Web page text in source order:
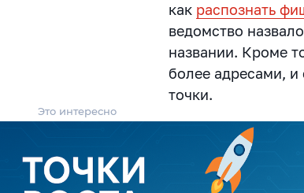
как распознать
ведомство
названии. Кроме
более адресами, и
точки.
Это интересно